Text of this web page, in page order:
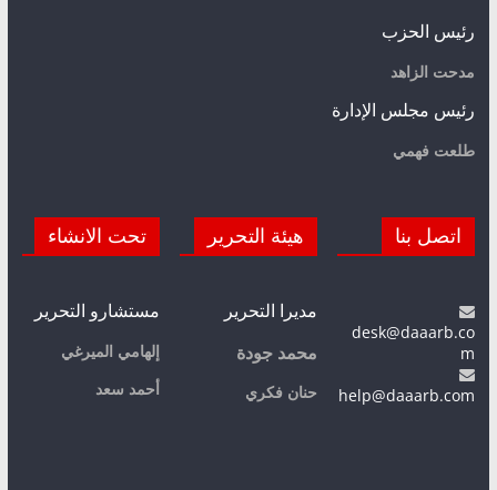
رئيس الحزب
مدحت الزاهد
رئيس مجلس الإدارة
طلعت فهمي
اتصل بنا
desk@daaarb.co
m
help@daaarb.com
هيئة التحرير
مديرا التحرير
محمد جودة
حنان فكري
تحت الانشاء
مستشارو التحرير
إلهامي الميرغي
أحمد سعد